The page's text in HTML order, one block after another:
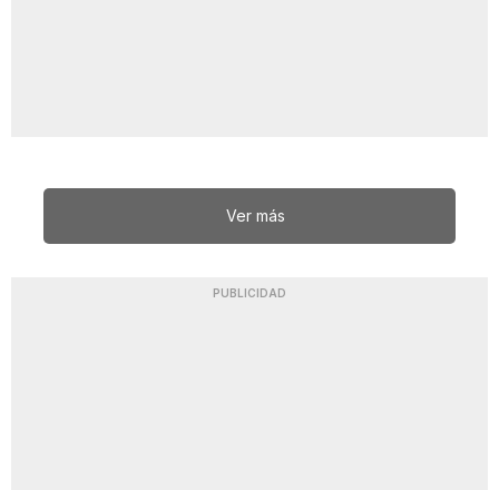
Ver más
PUBLICIDAD